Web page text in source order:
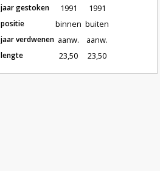
Roeden van molen Het Hert in
jaar gestoken
positie
jaar verdwenen
lengte
1991
binnen
aanw.
23,50
1991
buiten
aanw.
23,50